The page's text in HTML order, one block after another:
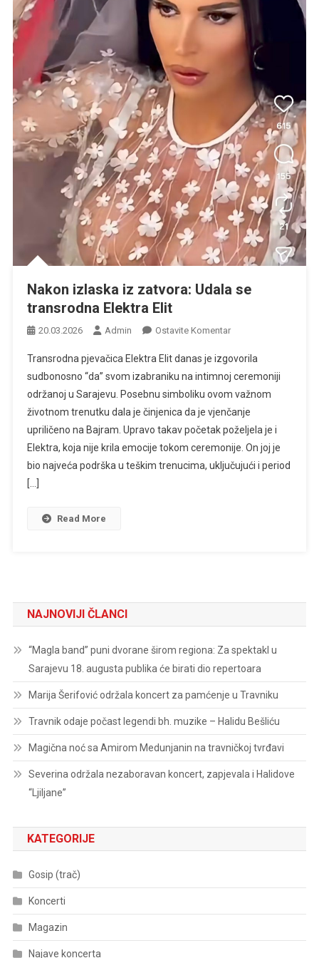
Nakon izlaska iz zatvora: Udala se
transrodna Elektra Elit
20.03.2026 Admin Ostavite KomentarNa
Izlaska
Iz
Zatvora:
Udala
Se
Transrodna
Elektra
Transrodna pjevačica Elektra Elit danas je izgovorila
sudbonosno “da” svom izabraniku na intimnoj ceremoniji
održanoj u Sarajevu. Posebnu simboliku ovom važnom
životnom trenutku dala je činjenica da je vjenčanje
upriličeno na Bajram. Upravo takav početak poželjela je i
Elektra, koja nije krila emocije tokom ceremonije. On joj je
bio najveća podrška u teškim trenucima, uključujući i period
[…]
Read More
NAJNOVIJI ČLANCI
“Magla band” puni dvorane širom regiona: Za spektakl u
Sarajevu 18. augusta publika će birati dio repertoara
Marija Šerifović održala koncert za pamćenje u Travniku
Travnik odaje počast legendi bh. muzike – Halidu Bešliću
Magična noć sa Amirom Medunjanin na travničkoj tvrđavi
Severina održala nezaboravan koncert, zapjevala i Halidove
“Ljiljane”
KATEGORIJE
Gosip (trač)
Koncerti
Magazin
Najave koncerta